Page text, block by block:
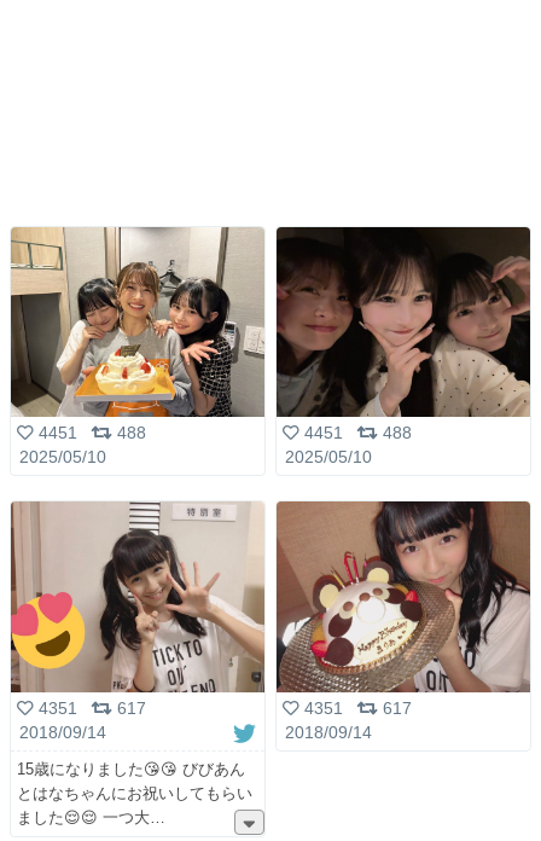
4451
488
2025/05/10
4451
488
2025/05/10
4351
617
2018/09/14
15歳になりました😘😘 びびあん
とはなちゃんにお祝いしてもらい
ました😌😌 一つ大
4351
617
2018/09/14